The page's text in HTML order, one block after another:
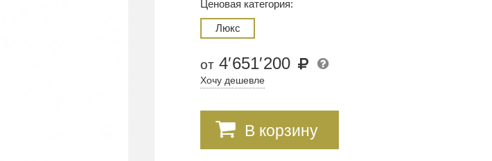
Ценовая категория:
Люкс
от 4′651′200
Хочу дешевле
В корзину